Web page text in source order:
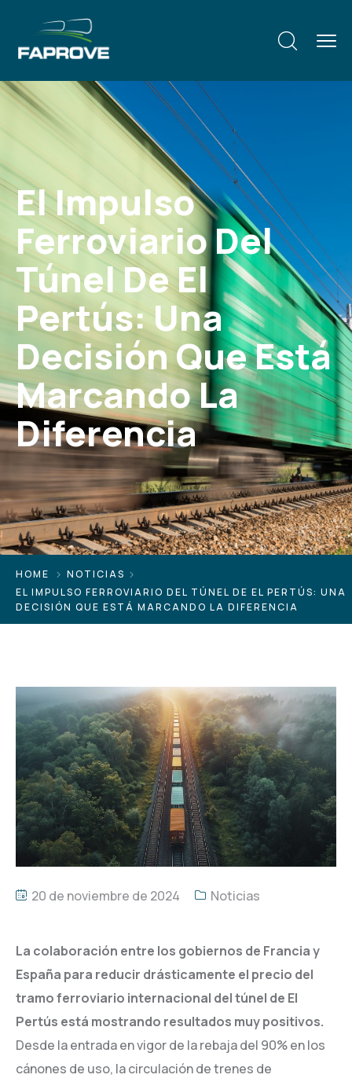
El Impulso
Ferroviario Del
Túnel De El
Pertús: Una
Decisión Que Está
Marcando La
Diferencia
HOME
NOTICIAS
EL IMPULSO FERROVIARIO DEL TÚNEL DE EL PERTÚS: UNA
DECISIÓN QUE ESTÁ MARCANDO LA DIFERENCIA
20 de noviembre de 2024 Noticias
La colaboración entre los gobiernos de Francia y
España para reducir drásticamente el precio del
tramo ferroviario internacional del túnel de El
Pertús está mostrando resultados muy positivos.
Desde la entrada en vigor de la rebaja del 90% en los
cánones de uso, la circulación de trenes de